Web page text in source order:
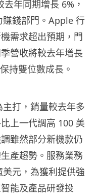
年同期增長 6%，
錢部門。Apple 行
需求超出預期，門
營收將較去年增長
持雙位數成長。
打，銷量較去年多
上一代調高 100 美
雖然部分新機款仍
產趨勢。服務業務
元，為獲利提供強
能及產品研發投